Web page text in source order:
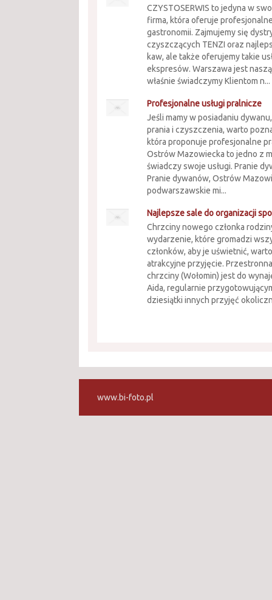
CZYSTOSERWIS to jedyna w
firma, która oferuje
gastronomii. Zajmujemy się
czyszczących TENZI oraz
kaw, ale także oferujemy takie
ekspresów. Warszawa jest
właśnie świadczymy Klientom n...
Profesjonalne usługi pralnicze
Jeśli mamy w posiadaniu
prania i czyszczenia, warto
która proponuje profesjonalne
Ostrów Mazowiecka to jedno z
świadczy swoje usługi. Pranie
Pranie dywanów, Ostrów
podwarszawskie mi...
Najlepsze sale do organizacji
Chrzciny nowego członka
wydarzenie, które gromadzi
członków, aby je uświetnić,
atrakcyjne przyjęcie.
chrzciny (Wołomin) jest do
Aida, regularnie
dziesiątki innych przyjęć
www.bi-foto.pl